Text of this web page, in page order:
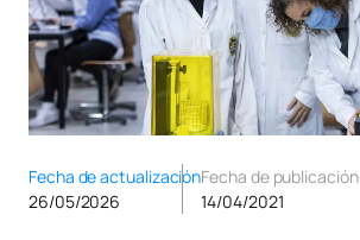
Fecha de actualización
26/05/2026
Fecha de publicación
14/04/2021